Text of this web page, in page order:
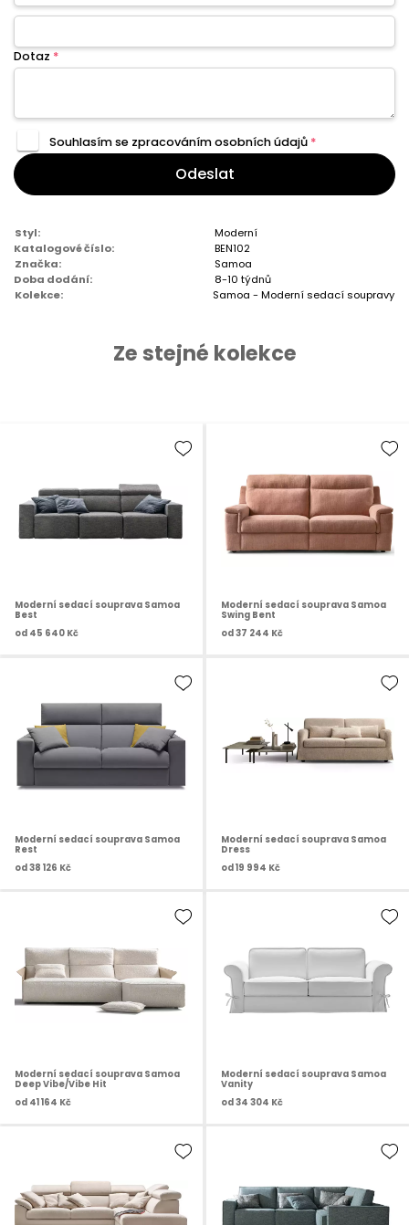
Dotaz *
Souhlasím se zpracovánímosobních údajů *
Odeslat
Styl:
Moderní
Katalogové číslo:
BEN102
Značka:
Samoa
Doba dodání:
8-10 týdnů
Kolekce:
Samoa - Moderní sedací soupravy
Ze stejné kolekce
Moderní sedací souprava Samoa
Best
od 45 640 Kč
Moderní sedací souprava Samoa
Swing Bent
od 37 244 Kč
Moderní sedací souprava Samoa
Rest
od 38 126 Kč
Moderní sedací souprava Samoa
Dress
od 19 994 Kč
Moderní sedací souprava Samoa
Deep Vibe/Vibe Hit
od 41 164 Kč
Moderní sedací souprava Samoa
Vanity
od34 304 Kč